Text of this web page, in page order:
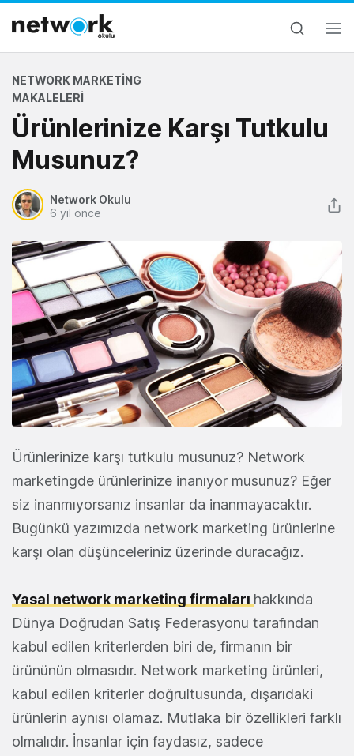
NETWORK MARKETING
MAKALELERI
Ürünlerinize Karşı Tutkulu
Musunuz?
Network Okulu
6 yıl önce
Ürünlerinize karşı tutkulu musunuz? Network
marketingde ürünlerinize inanıyor musunuz? Eğer
siz inanmıyorsanız insanlar da inanmayacaktır.
Bugünkü yazımızda network marketing ürünlerine
karşı olan düşünceleriniz üzerinde duracağız.
Yasal network marketing firmaları hakkında
Dünya Doğrudan Satış Federasyonu tarafından
kabul edilen kriterlerden biri de, firmanın bir
ürününün olmasıdır. Network marketing ürünleri,
kabul edilen kriterler doğrultusunda, dışarıdaki
ürünlerin aynısı olamaz. Mutlaka bir özellikleri farklı
olmalıdır. İnsanlar için faydasız, sadece